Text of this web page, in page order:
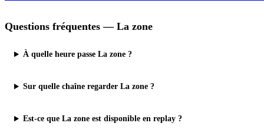
Questions fréquentes — La zone
À quelle heure passe La zone ?
Sur quelle chaîne regarder La zone ?
Est-ce que La zone est disponible en replay ?